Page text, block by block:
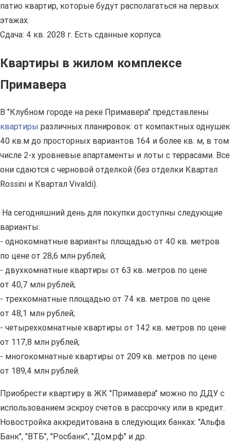
патио квартир, которые будут располагаться на первых
этажах.
Сдача: 4 кв. 2028 г. Есть сданные корпуса.
Квартиры в жилом комплексе
Примавера
В "Клубном городе на реке Примавера" представлены
квартиры различных планировок: от компактных однушек
40 кв.м до просторных вариантов 164 и более кв. м, в том
числе 2-х уровневые апартаменты и лоты с террасами. Все
они сдаются с черновой отделкой (без отделки Квартал
Rossini и Квартал Vivaldi).
На сегодняшний день для покупки доступны следующие
варианты:
- однокомнатные варианты площадью от 40 кв. метров
по цене от 28,6 млн рублей;
- двухкомнатные квартиры от 63 кв. метров по цене
от 40,7 млн рублей;
- трехкомнатные площадью от 74 кв. метров по цене
от 48,1 млн рублей;
- четырехкомнатные квартиры от 142 кв. метров по цене
от 117,8 млн рублей;
- многокомнатные квартиры от 209 кв. метров по цене
от 189,4 млн рублей.
Приобрести квартиру в ЖК "Примавера" можно по ДДУ с
использованием эскроу счетов в рассрочку или в кредит.
Новостройка аккредитована в следующих банках: "Альфа
Банк", "ВТБ", "Росбанк", "Дом.рф" и др.